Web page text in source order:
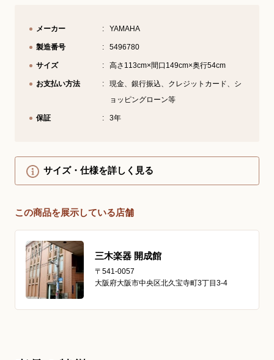
メーカー YAMAHA
製造番号 5496780
サイズ 高さ113cm×間口149cm×奥行54cm
お支払い方法
現金、銀行振込、クレジットカード、シ
ョッピングローン等
保証 3年
サイズ・仕様を詳しく見る
この商品を展示している店舗
三木楽器 開成館
〒541-0057
大阪府大阪市中央区北久宝寺町3丁目3-4